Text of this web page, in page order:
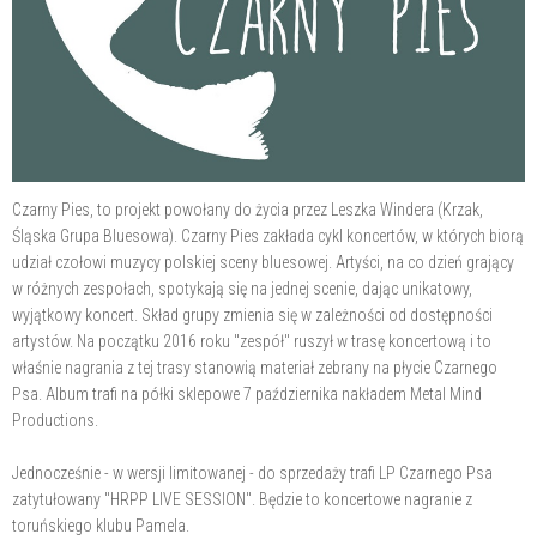
Czarny Pies, to projekt powołany do życia przez Leszka Windera (Krzak,
Śląska Grupa Bluesowa). Czarny Pies zakłada cykl koncertów, w których biorą
udział czołowi muzycy polskiej sceny bluesowej. Artyści, na co dzień grający
w różnych zespołach, spotykają się na jednej scenie, dając unikatowy,
wyjątkowy koncert. Skład grupy zmienia się w zależności od dostępności
artystów. Na początku 2016 roku "zespół" ruszył w trasę koncertową i to
właśnie nagrania z tej trasy stanowią materiał zebrany na płycie Czarnego
Psa. Album trafi na półki sklepowe 7 października nakładem Metal Mind
Productions.
Jednocześnie - w wersji limitowanej - do sprzedaży trafi LP Czarnego Psa
zatytułowany "HRPP LIVE SESSION". Będzie to koncertowe nagranie z
toruńskiego klubu Pamela.